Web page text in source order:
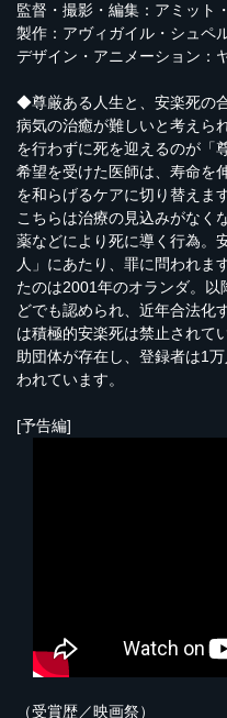
監督・撮影・編集：アミット
製作：アヴィガイル・シュペ
デザイン・アニメーション：
◆尊厳ある人生と、安楽死の
病気の治癒が難しいと考えら
を行わずに死を迎えるのが「
希望を受けた医師は、寿命を
を和らげるケアに切り替えま
こちらは治療の見込みがなく
薬などにより死に導く行為。
人」にあたり、罪に問われま
たのは2001年のオランダ。
どでも認められ、近年合法化
は積極的安楽死は禁止されて
助団体が存在し、登録者は1
われています。
[予告編]
（受賞歴／映画祭）